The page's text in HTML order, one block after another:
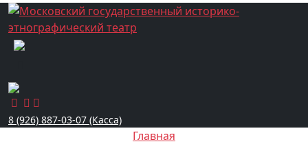
8 (926) 887-03-07 (Касса)
Главная